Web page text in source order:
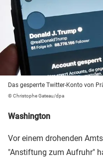
Das gesperrte Twitter-Konto von
© Christophe Gateau/dpa
Washington
Vor einem drohenden
"Anstiftung zum Aufruhr"